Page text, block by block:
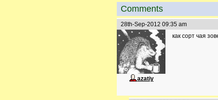
Comments
28th-Sep-2012 09:35 am
azatiy
как сорт чая